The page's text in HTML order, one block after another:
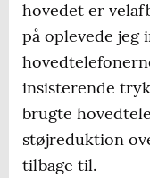
hovedet er
på oplevede jeg
insisterende
brugte
støjreduktion
tilbage til.